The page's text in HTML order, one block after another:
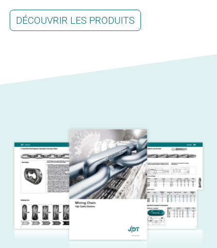
DÉCOUVRIR LES PRODUITS